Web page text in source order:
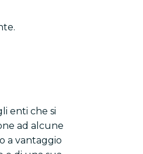
enti che si
ad alcune
a vantaggio